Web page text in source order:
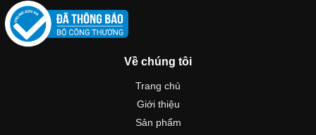
Về chúng tôi
Trang chủ
Giới thiệu
Sản phẩm